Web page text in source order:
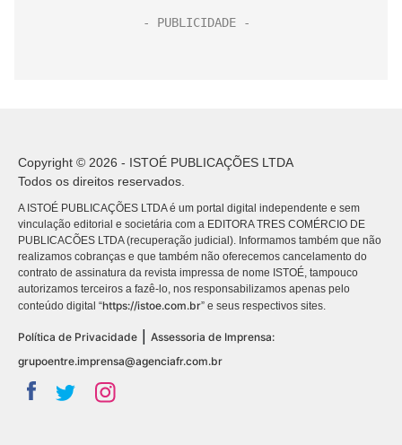
Copyright © 2026 - ISTOÉ PUBLICAÇÕES LTDA
Todos os direitos reservados.
A ISTOÉ PUBLICAÇÕES LTDA é um portal digital independente e sem
vinculação editorial e societária com a EDITORA TRES COMÉRCIO DE
PUBLICACÕES LTDA (recuperação judicial). Informamos também que não
realizamos cobranças e que também não oferecemos cancelamento do
contrato de assinatura da revista impressa de nome ISTOÉ, tampouco
autorizamos terceiros a fazê-lo, nos responsabilizamos apenas pelo
conteúdo digital “https://istoe.com.br” e seus respectivos sites.
Política de Privacidade
Assessoria de Imprensa:
grupoentre.imprensa@agenciafr.com.br